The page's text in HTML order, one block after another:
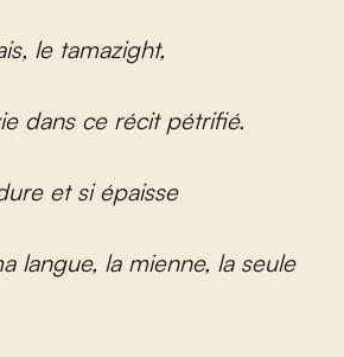
le tamazight,
dans ce récit pétrifié.
et si épaisse
langue, la mienne, la seule